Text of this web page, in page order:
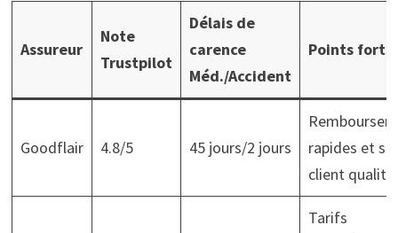
Assureur
Note
Trustpilot
Délais de
carence
Méd./Accident
Points forts
Goodflair 4.8/5 45 jours/2 jours
rapides et
client
Tarifs